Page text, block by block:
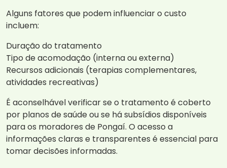
Alguns fatores que podem influenciar o custo
incluem:
Duração do tratamento
Tipo de acomodação (interna ou externa)
Recursos adicionais (terapias complementares,
atividades recreativas)
É aconselhável verificar se o tratamento é coberto
por planos de saúde ou se há subsídios disponíveis
para os moradores de Pongaí. O acesso a
informações claras e transparentes é essencial para
tomar decisões informadas.